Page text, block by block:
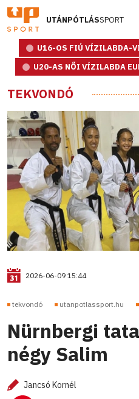
UTÁNPÓTLÁSSPORT
U16-OS FIÚ VÍZILABDA-
U20-AS NŐI VÍZILABDA
TEKVONDÓ
2026-06-09 15:44
tekvondó utanpotlassport.hu
Nürnbergi
négy Salim
Jancsó Kornél